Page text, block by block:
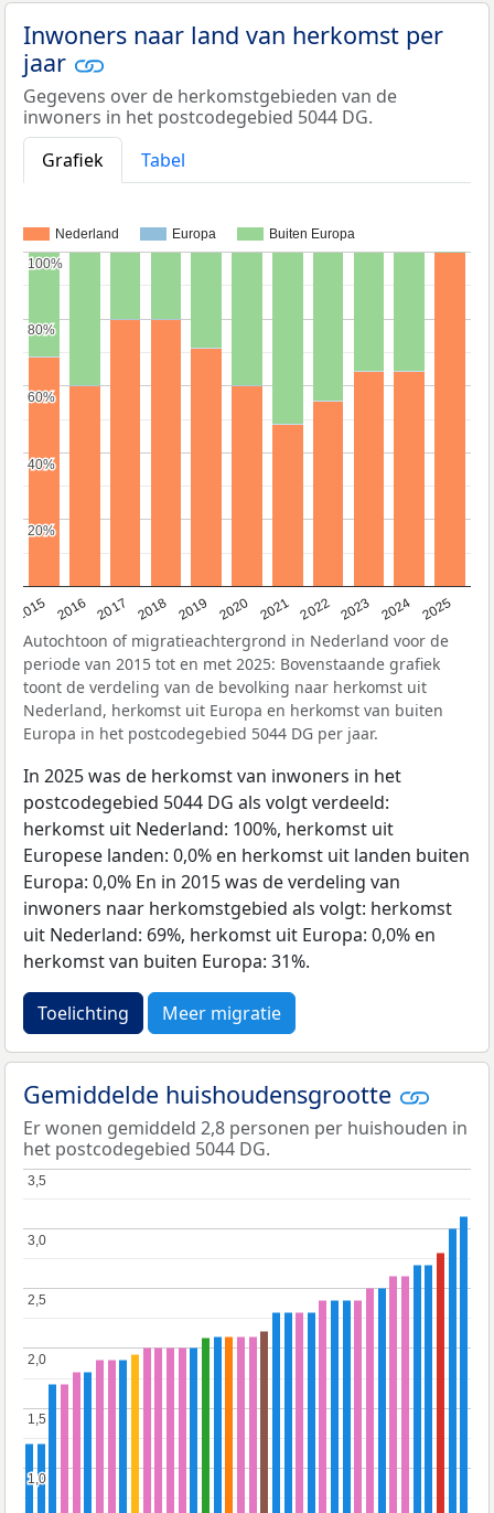
Inwoners naar land van herkomst per
jaar
Gegevens over de herkomstgebieden van de
inwoners in het postcodegebied 5044 DG.
Grafiek
Tabel
Nederland Europa Buiten Europa
2015 2016 2017 2018 2019 2020 2021 2022 2023 2024 2025
20%
20%
40%
40%
60%
60%
80%
80%
100%
100%
Autochtoon of migratieachtergrond in Nederland voor de
periode van 2015 tot en met 2025: Bovenstaande grafiek
toont de verdeling van de bevolking naar herkomst uit
Nederland, herkomst uit Europa en herkomst van buiten
Europa in het postcodegebied 5044 DG per jaar.
In 2025 was de herkomst van inwoners in het
postcodegebied 5044 DG als volgt verdeeld:
herkomst uit Nederland: 100%, herkomst uit
Europese landen: 0,0% en herkomst uit landen buiten
Europa: 0,0% En in 2015 was de verdeling van
inwoners naar herkomstgebied als volgt: herkomst
uit Nederland: 69%, herkomst uit Europa: 0,0% en
herkomst van buiten Europa: 31%.
Toelichting Meer migratie
Gemiddelde huishoudensgrootte
Er wonen gemiddeld 2,8 personen per huishouden in
het postcodegebied 5044 DG.
1,0
1,0
1,5
1,5
2,0
2,0
2,5
2,5
3,0
3,0
3,5
3,5